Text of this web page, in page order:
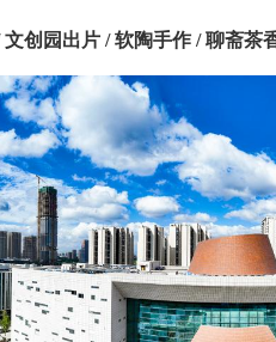
园出片 / 软陶手作 / 聊斋茶